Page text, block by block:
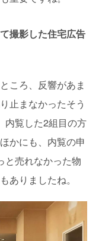
撮影した住宅広告
ころ、反響があま
止まなかったそう
内覧した2組目の方
かにも、内覧の申
と売れなかった物
ありましたね。